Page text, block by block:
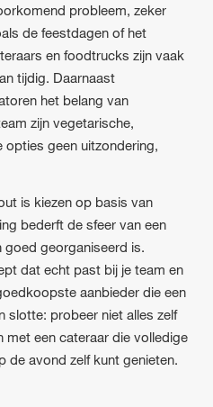
probleem, zeker
de feestdagen of het
en foodtrucks zijn vaak
tijdig. Daarnaast
het belang van
zijn vegetarische,
opties geen uitzondering,
is kiezen op basis van
bederft de sfeer van een
georganiseerd is.
dat echt past bij je team en
aanbieder die een
slotte: probeer niet alles zelf
met een cateraar die volledige
de avond zelf kunt genieten.